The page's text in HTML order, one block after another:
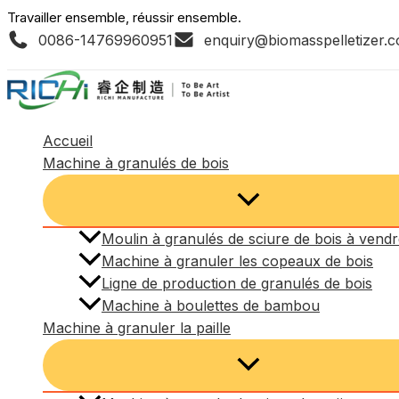
Aller
au
Travailler ensemble, réussir ensemble.
0086-14769960951
Accueil
Machine à granulés de bois
Moulin à granulés de sciure de bois à
Machine à granuler les copeaux de bois
Ligne de production de granulés de bois
Machine à boulettes de bambou
Machine à granuler la paille